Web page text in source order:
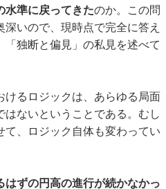
水準に戻ってきたのか。この問
いので、現時点で完全に答え
「独断と偏見」の私見を述べて
るロジックは、あらゆる局面
ないということである。むし
て、ロジック自体も変わってい
はずの円高の進行が続かなかっ